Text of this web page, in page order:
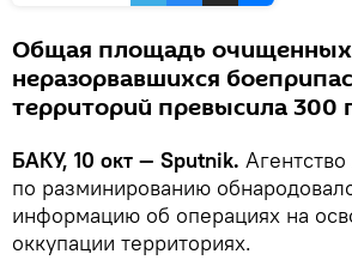
Общая площадь
неразорвавшихся
территорий превысила 300
БАКУ, 10 окт — Sputnik.
по разминированию
информацию об операциях на
оккупации территориях.